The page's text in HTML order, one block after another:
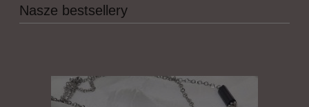
Nasze bestsellery